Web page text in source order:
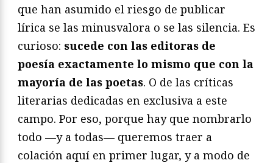
que han asumido el riesgo de publicar
lírica se las minusvalora o se las silencia. Es
curioso: sucede con las editoras de
poesía exactamente lo mismo que con la
mayoría de las poetas. O de las críticas
literarias dedicadas en exclusiva a este
campo. Por eso, porque hay que nombrarlo
todo —y a todas— queremos traer a
colación aquí en primer lugar, y a modo de